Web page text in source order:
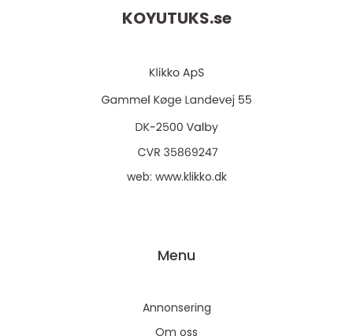
KOYUTUKS.se
web: www.klikko.dk
Menu
Annonsering
Om oss